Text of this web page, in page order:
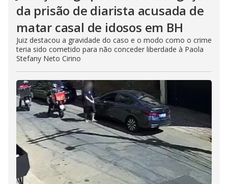
da prisão de diarista acusada de
matar casal de idosos em BH
Juiz destacou a gravidade do caso e o modo como o crime
teria sido cometido para não conceder liberdade à Paola
Stefany Neto Cirino